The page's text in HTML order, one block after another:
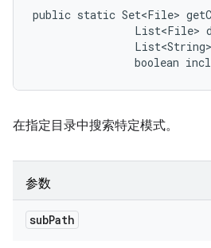
public static Set<File>
List<File>
boolean
在指定目录中搜索特定模式。
参数
subPath